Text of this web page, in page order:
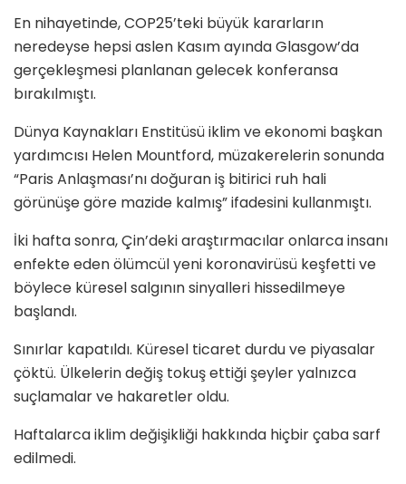
En nihayetinde, COP25’teki büyük kararların
neredeyse hepsi aslen Kasım ayında Glasgow’da
gerçekleşmesi planlanan gelecek konferansa
bırakılmıştı.
Dünya Kaynakları Enstitüsü iklim ve ekonomi başkan
yardımcısı Helen Mountford, müzakerelerin sonunda
“Paris Anlaşması’nı doğuran iş bitirici ruh hali
görünüşe göre mazide kalmış” ifadesini kullanmıştı.
İki hafta sonra, Çin’deki araştırmacılar onlarca insanı
enfekte eden ölümcül yeni koronavirüsü keşfetti ve
böylece küresel salgının sinyalleri hissedilmeye
başlandı.
Sınırlar kapatıldı. Küresel ticaret durdu ve piyasalar
çöktü. Ülkelerin değiş tokuş ettiği şeyler yalnızca
suçlamalar ve hakaretler oldu.
Haftalarca iklim değişikliği hakkında hiçbir çaba sarf
edilmedi.